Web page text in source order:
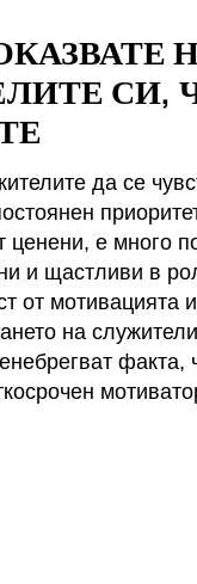
СИ,
да се
ценени, е много
и щастливи в
от мотивацията
на
факта,